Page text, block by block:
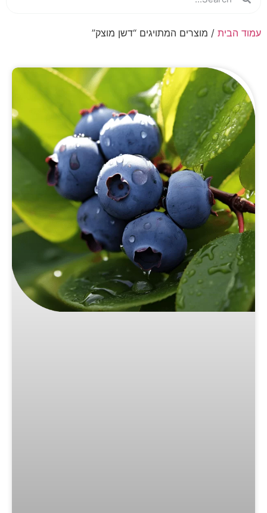
עמוד הבית / מוצרים המתויגים “דשן מוצק”